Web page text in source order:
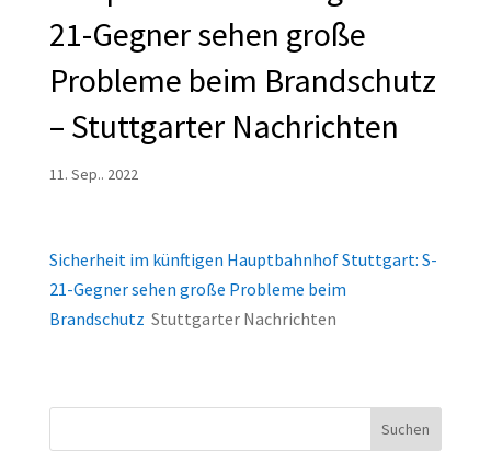
21-Gegner sehen große
Probleme beim Brandschutz
– Stuttgarter Nachrichten
11. Sep.. 2022
Sicherheit im künftigen Hauptbahnhof Stuttgart: S-
21-Gegner sehen große Probleme beim
Brandschutz Stuttgarter Nachrichten
Suchen